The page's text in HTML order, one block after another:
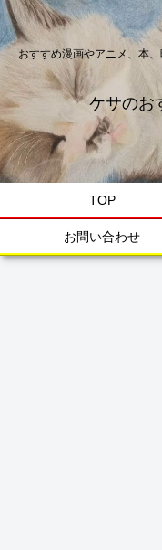
おすすめ漫画やアニメ、本
ケサのお
TOP
お問い合わせ